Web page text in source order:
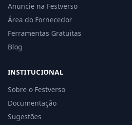
Anuncie na Festverso
Área do Fornecedor
Ferramentas Gratuitas
Blog
INSTITUCIONAL
Sobre o Festverso
Documentação
Sugestões